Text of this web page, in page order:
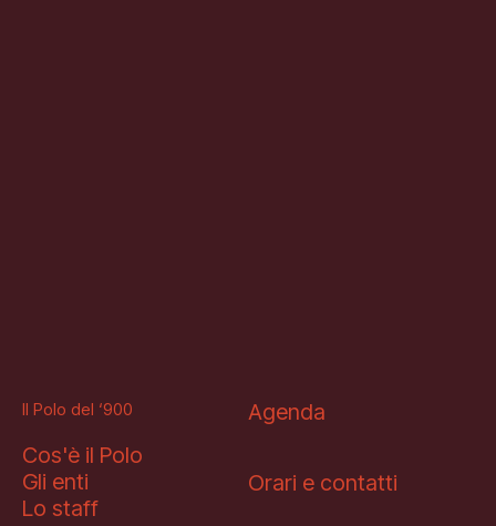
Il Polo del ‘900
Cos'è il Polo
Gli enti
Lo staff
Agenda
Orari e contatti